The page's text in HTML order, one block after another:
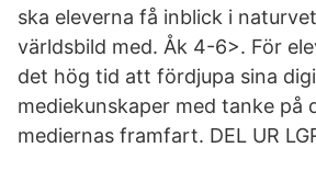
ska eleverna få inblick i
världsbild med. Åk 4-6>. För
det hög tid att fördjupa sina
mediekunskaper med tanke på
mediernas framfart. DEL UR